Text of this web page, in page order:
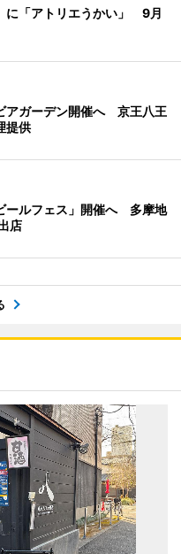
に「アトリエうかい」 9月
アガーデン開催へ 京王八王
提供
ールフェス」開催へ 多摩地
店